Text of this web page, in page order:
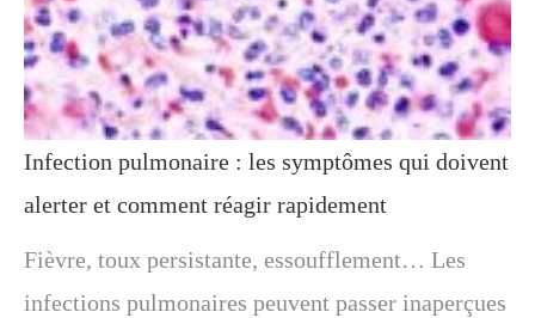
Infection pulmonaire : les symptômes qui doivent
alerter et comment réagir rapidement
Fièvre, toux persistante, essoufflement… Les
infections pulmonaires peuvent passer inaperçues